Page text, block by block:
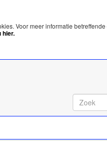
Voor meer informatie
hier.